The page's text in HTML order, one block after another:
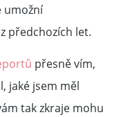
umožní
předchozích let.
přesně vím,
jaké jsem měl
tak zkraje mohu